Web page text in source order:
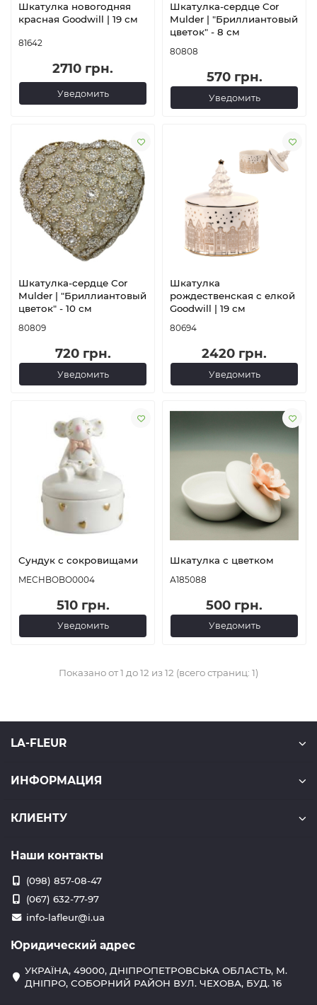
Шкатулка новогодняя
красная Goodwill | 19 см
81642
2710 грн.
Уведомить
Шкатулка-сердце Cor
Mulder | "Бриллиантовый
цветок" - 8 см
80808
570 грн.
Уведомить
Шкатулка-сердце Cor
Mulder | "Бриллиантовый
цветок" - 10 см
80809
720 грн.
Уведомить
Шкатулка
рождественская с елкой
Goodwill | 19 см
80694
2420 грн.
Уведомить
Сундук с сокровищами
MECHBOBO0004
510 грн.
Уведомить
Шкатулка с цветком
А185088
500 грн.
Уведомить
Показано от 1 до 12 из 12 (всего страниц: 1)
LA-FLEUR
ИНФОРМАЦИЯ
КЛИЕНТУ
Наши контакты
(098) 857-08-47
(067) 632-77-97
info-lafleur@i.ua
Юридический адрес
УКРАЇНА, 49000, ДНІПРОПЕТРОВСЬКА ОБЛАСТЬ, М.
ДНІПРО, СОБОРНИЙ РАЙОН ВУЛ. ЧЕХОВА, БУД. 16